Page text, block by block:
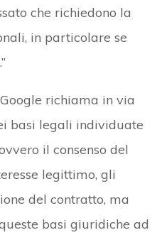
che richiedono la
in particolare se
richiama in via
basi legali individuate
il consenso del
legittimo, gli
del contratto, ma
basi giuridiche ad